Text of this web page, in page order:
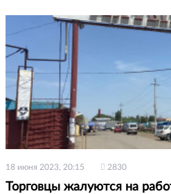
18 июня 2023, 20:15 2830
Торговцы жалуются на